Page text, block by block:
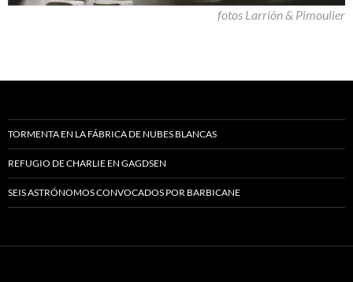
fotos Larrión & Pimoulier
TORMENTA EN LA FÁBRICA DE NUBES BLANCAS
REFUGIO DE CHARLIE EN GAGDSEN
SEIS ASTRÓNOMOS CONVOCADOS POR BARBICANE